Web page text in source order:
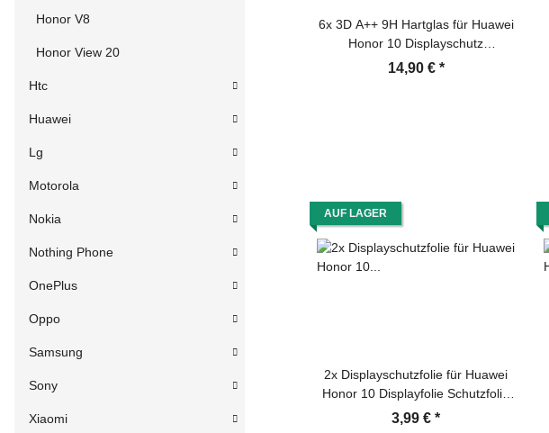
6x 3D A++ 9H Hartglas für Huawei
Honor 10 Displayschutz
Schutzglas Schutzfolie Panzerfolie
14,90 € *
AUF LAGER
2x Displayschutzfolie für Huawei
Honor 10 Displayfolie Schutzfolie
HD ULTRA KLAR
3,99 € *
Honor V8
Honor View 20
Htc
Huawei
Lg
Motorola
Nokia
Nothing Phone
OnePlus
Oppo
Samsung
Sony
Xiaomi